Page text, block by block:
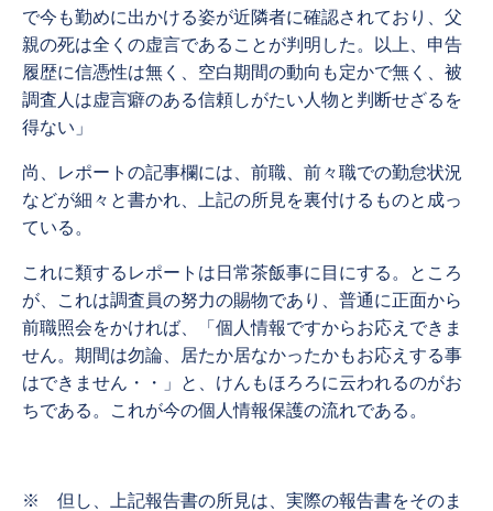
で今も勤めに出かける姿が近隣者に確認されており、父
親の死は全くの虚言であることが判明した。以上、申告
履歴に信憑性は無く、空白期間の動向も定かで無く、被
調査人は虚言癖のある信頼しがたい人物と判断せざるを
得ない」
尚、レポートの記事欄には、前職、前々職での勤怠状況
などが細々と書かれ、上記の所見を裏付けるものと成っ
ている。
これに類するレポートは日常茶飯事に目にする。ところ
が、これは調査員の努力の賜物であり、普通に正面から
前職照会をかければ、「個人情報ですからお応えできま
せん。期間は勿論、居たか居なかったかもお応えする事
はできません・・」と、けんもほろろに云われるのがお
ちである。これが今の個人情報保護の流れである。
※ 但し、上記報告書の所見は、実際の報告書をそのま